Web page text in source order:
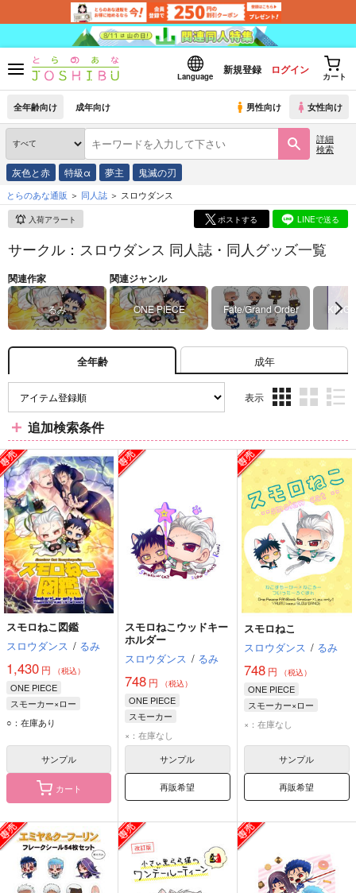
Language
新規登録 ログイン
カート
全年齢向け 成年向け 男性向け 女性向け
詳細
検索
灰色と赤 特級α 夢主 鬼滅の刃
とらのあな通販 同人誌 スロウダンス
入荷アラート ポストする LINEで送る
サークル：スロウダンス 同人誌・同人グッズ一覧
関連作家
るみ
関連ジャンル
ONE PIECE Fate/Grand Order KING
全年齢 成年
表示
ム
表
ム
表
ム
表
示
追加検索条件
スモロねこ図鑑
スロウダンス / るみ
1,430 円 （税込）
ONE PIECE
スモーカー×ロー
スモーカー
○：在庫あり
サンプル
カート
スモロねこウッドキー
ホルダー
スロウダンス / るみ
748 円 （税込）
ONE PIECE
スモーカー
トラファルガー・ロー
×：在庫なし
サンプル
再販希望
スモロねこ
スロウダンス / るみ
748円 （税込）
ONE PIECE
スモーカー×ロー
スモーカー
×：在庫なし
サンプル
再販希望